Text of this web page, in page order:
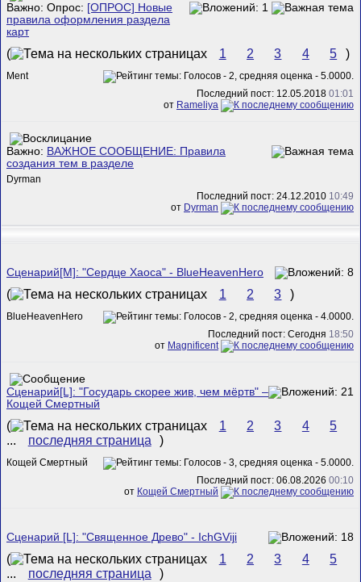
Важно: Опрос: [ОПРОС] Новые
правила оформления раздела
карт
( 1 2 3 4 5 )
Ment
Последний пост: 12.05.2018 01:01
от Rameliya
Важно: ВАЖНОЕ СООБЩЕНИЕ: Правила
создания тем в разделе
Dyrman
Последний пост: 24.12.2010 10:49
от Dyrman
Сценарий[M]: "Сердце Хаоса" - BlueHeavenHero
( 1 2 3 )
BlueHeavenHero
Последний пост: Сегодня 18:50
от Magnificent
Сценарий[L]: "Государь скорее жив, чем мёртв" –
Кощей Смертный
( 1 2 3 4
5
...
последняя страница )
Кощей Смертный
Последний пост: 06.08.2026 00:10
от Кощей Смертный
Сценарий [L]: "Священное Древо" - IchGViji
( 1 2 3 4
5
...
последняя страница )